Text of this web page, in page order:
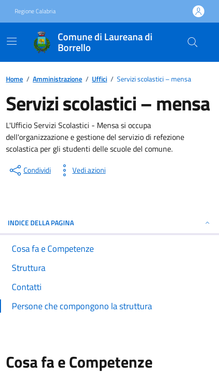
Regione Calabria
Comune di Laureana di
Borrello
Home / Amministrazione / Uffici / Servizi scolastici – mensa
Servizi scolastici – mensa
L'Ufficio Servizi Scolastici - Mensa si occupa
dell'organizzazione e gestione del servizio di refezione
scolastica per gli studenti delle scuole del comune.
Condividi Vedi azioni
INDICE DELLA PAGINA
Cosa fa e Competenze
Struttura
Contatti
Persone che compongono la struttura
Cosa fa e Competenze